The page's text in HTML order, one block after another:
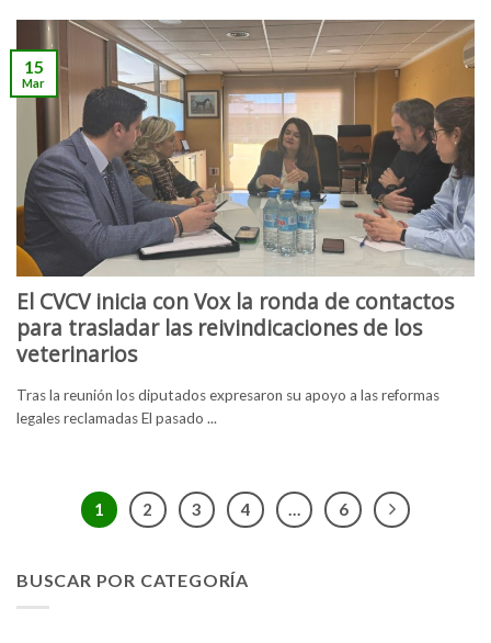
El CVCV inicia con Vox la ronda de contactos
para trasladar las reivindicaciones de los
veterinarios
Tras la reunión los diputados expresaron su apoyo a las reformas
legales reclamadas El pasado ...
15
Mar
1 2 3 4 6
BUSCAR POR CATEGORÍA